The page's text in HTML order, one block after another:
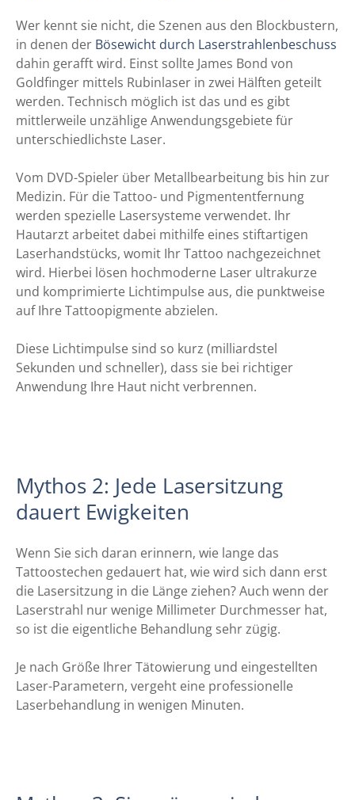
Wer kennt sie nicht, die Szenen aus den Blockbustern,
in denen der Bösewicht durch Laserstrahlenbeschuss
dahin gerafft wird. Einst sollte James Bond von
Goldfinger mittels Rubinlaser in zwei Hälften geteilt
werden. Technisch möglich ist das und es gibt
mittlerweile unzählige Anwendungsgebiete für
unterschiedlichste Laser.
Vom DVD-Spieler über Metallbearbeitung bis hin zur
Medizin. Für die Tattoo- und Pigmententfernung
werden spezielle Lasersysteme verwendet. Ihr
Hautarzt arbeitet dabei mithilfe eines stiftartigen
Laserhandstücks, womit Ihr Tattoo nachgezeichnet
wird. Hierbei lösen hochmoderne Laser ultrakurze
und komprimierte Lichtimpulse aus, die punktweise
auf Ihre Tattoopigmente abzielen.
Diese Lichtimpulse sind so kurz (milliardstel
Sekunden und schneller), dass sie bei richtiger
Anwendung Ihre Haut nicht verbrennen.
Mythos 2: Jede Lasersitzung
dauert Ewigkeiten
Wenn Sie sich daran erinnern, wie lange das
Tattoostechen gedauert hat, wie wird sich dann erst
die Lasersitzung in die Länge ziehen? Auch wenn der
Laserstrahl nur wenige Millimeter Durchmesser hat,
so ist die eigentliche Behandlung sehr zügig.
Je nach Größe Ihrer Tätowierung und eingestellten
Laser-Parametern, vergeht eine professionelle
Laserbehandlung in wenigen Minuten.